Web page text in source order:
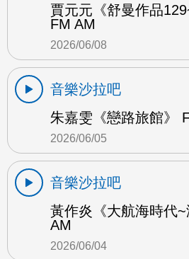
賈元元《舒曼作品
FM AM
2026/06/08
音樂沙拉吧
朱嘉雯《戀路旅館》
2026/06/05
音樂沙拉吧
黃作炎《大航海時代
AM
2026/06/04